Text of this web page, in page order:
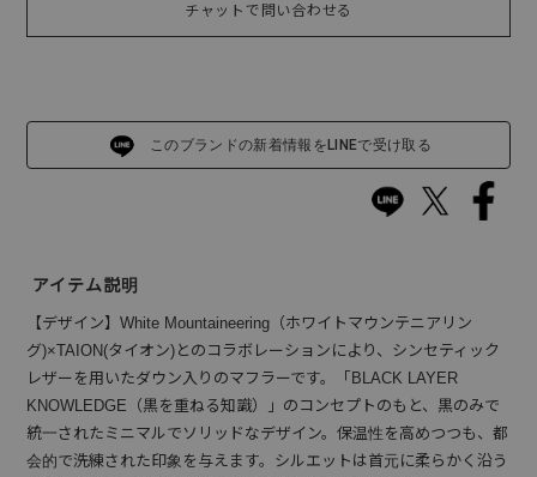
チャットで問い合わせる
このブランドの新着情報をLINEで受け取る
アイテム説明
【デザイン】White Mountaineering（ホワイトマウンテニアリン
グ)×TAION(タイオン)とのコラボレーションにより、シンセティック
レザーを用いたダウン入りのマフラーです。「BLACK LAYER
KNOWLEDGE（黒を重ねる知識）」のコンセプトのもと、黒のみで
統一されたミニマルでソリッドなデザイン。保温性を高めつつも、都
会的で洗練された印象を与えます。シルエットは首元に柔らかく沿う